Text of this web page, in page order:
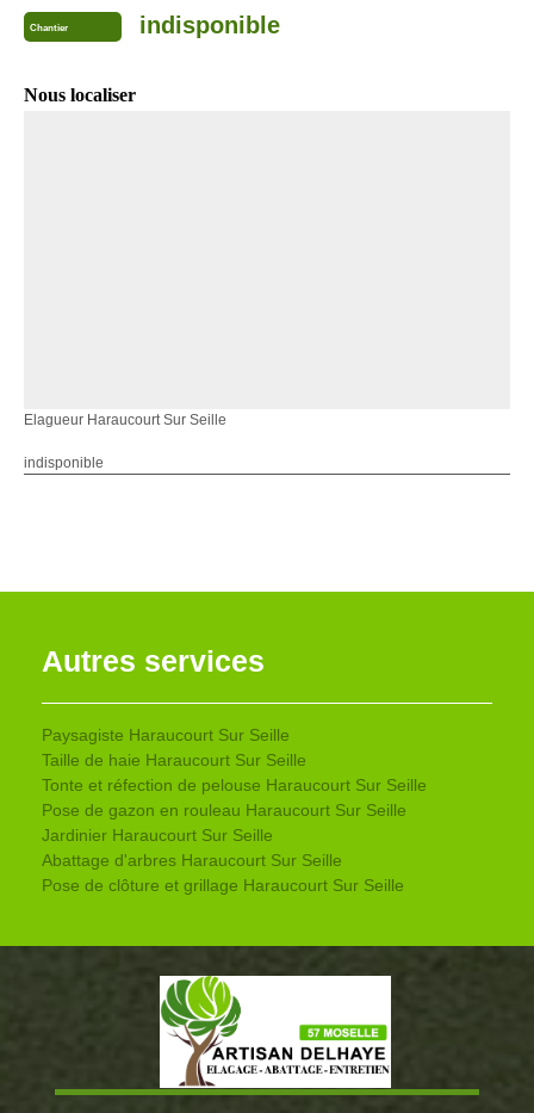
Chantier indisponible
Nous localiser
Elagueur Haraucourt Sur Seille
indisponible
Autres services
Paysagiste Haraucourt Sur Seille
Taille de haie Haraucourt Sur Seille
Tonte et réfection de pelouse Haraucourt Sur Seille
Pose de gazon en rouleau Haraucourt Sur Seille
Jardinier Haraucourt Sur Seille
Abattage d'arbres Haraucourt Sur Seille
Pose de clôture et grillage Haraucourt Sur Seille